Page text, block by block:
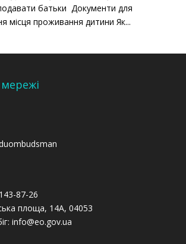
батьки Документи для
місця проживання дитини Як...
мережі
87-26
площа, 14А, 04053
info@eo.gov.ua